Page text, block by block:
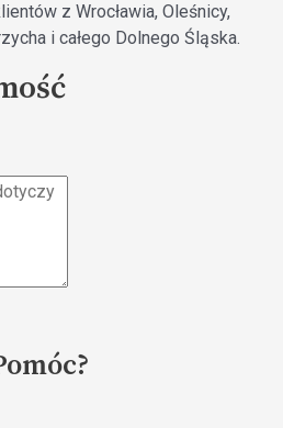
z Wrocławia, Oleśnicy,
i całego Dolnego Śląska.